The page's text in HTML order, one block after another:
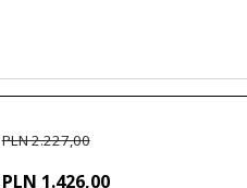
PLN 2.227,00
PLN 1.426,00